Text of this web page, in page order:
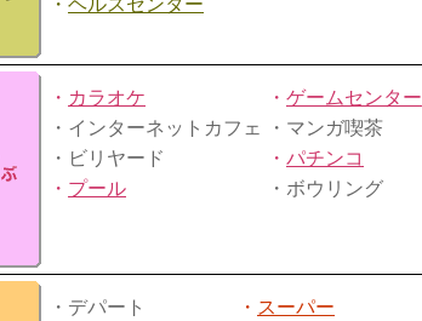
・ ヘルスセンター
・ カラオケ ・ ゲームセンター
・インターネットカフェ
・マンガ喫茶
・ビリヤード
・ パチンコ
・ プール ・ボウリング
・デパート ・ スーパー